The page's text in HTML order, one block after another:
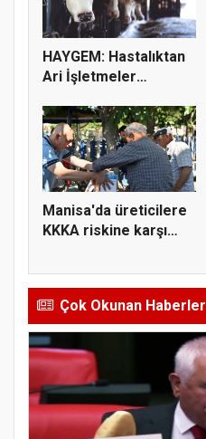
HAYGEM: Hastalıktan
Ari İşletmeler
Manisa'da üreticilere
KKKA riskine karşı
Çok Okunan Haberler